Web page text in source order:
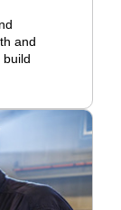
and
build